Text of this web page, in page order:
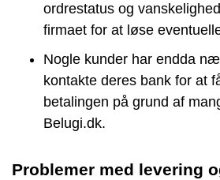
ordrestatus og
firmaet for at løse
Nogle kunder har endda
kontakte deres bank for at
betalingen på grund af
Belugi.dk.
Problemer med levering